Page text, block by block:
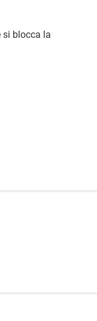
si blocca la